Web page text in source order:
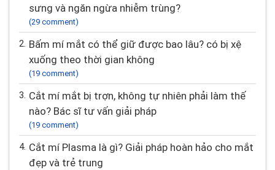
sưng và ngăn ngừa nhiễm trùng?
(29 comment)
2. Bấm mí mắt có thể giữ được bao lâu? có bị xệ
xuống theo thời gian không
(19 comment)
3. Cắt mí mắt bị trợn, không tự nhiên phải làm thế
nào? Bác sĩ tư vấn giải pháp
(19 comment)
4. Cắt mí Plasma là gì? Giải pháp hoàn hảo cho mắt
đẹp và trẻ trung